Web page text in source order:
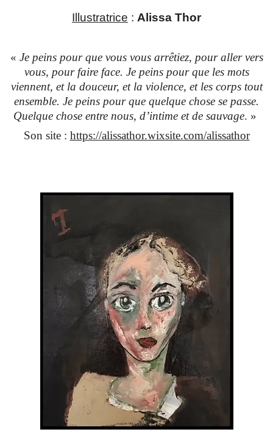
Illustratrice : Alissa Thor
« Je peins pour que vous vous arrêtiez, pour aller vers
vous, pour faire face. Je peins pour que les mots
viennent, et la douceur, et la violence, et les corps tout
ensemble. Je peins pour que quelque chose se passe.
Quelque chose entre nous, d’intime et de sauvage. »
Son site : https://alissathor.wixsite.com/alissathor